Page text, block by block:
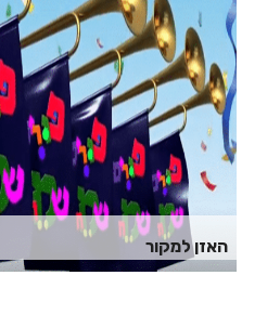
האזן למקור